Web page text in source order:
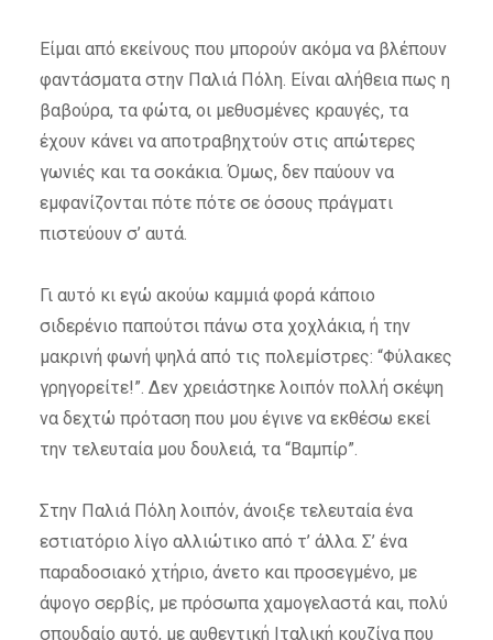
Είμαι από εκείνους που μπορούν ακόμα να βλέπουν
φαντάσματα στην Παλιά Πόλη. Είναι αλήθεια πως η
βαβούρα, τα φώτα, οι μεθυσμένες κραυγές, τα
έχουν κάνει να αποτραβηχτούν στις απώτερες
γωνιές και τα σοκάκια. Όμως, δεν παύουν να
εμφανίζονται πότε πότε σε όσους πράγματι
πιστεύουν σ’ αυτά.
Γι αυτό κι εγώ ακούω καμμιά φορά κάποιο
σιδερένιο παπούτσι πάνω στα χοχλάκια, ή την
μακρινή φωνή ψηλά από τις πολεμίστρες: “Φύλακες
γρηγορείτε!”. Δεν χρειάστηκε λοιπόν πολλή σκέψη
να δεχτώ πρόταση που μου έγινε να εκθέσω εκεί
την τελευταία μου δουλειά, τα “Βαμπίρ”.
Στην Παλιά Πόλη λοιπόν, άνοιξε τελευταία ένα
εστιατόριο λίγο αλλιώτικο από τ’ άλλα. Σ’ ένα
παραδοσιακό χτήριο, άνετο και προσεγμένο, με
άψογο σερβίς, με πρόσωπα χαμογελαστά και, πολύ
σπουδαίο αυτό, με αυθεντική Ιταλική κουζίνα που